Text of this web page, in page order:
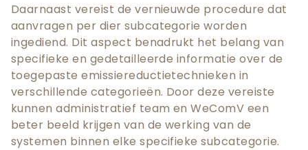
Daarnaast vereist de vernieuwde procedure dat
aanvragen per dier subcategorie worden
ingediend. Dit aspect benadrukt het belang van
specifieke en gedetailleerde informatie over de
toegepaste emissiereductietechnieken in
verschillende categorieën. Door deze vereiste
kunnen administratief team en WeComV een
beter beeld krijgen van de werking van de
systemen binnen elke specifieke subcategorie.